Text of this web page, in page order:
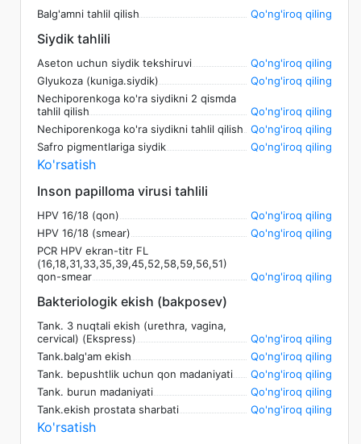
Balg'amni tahlil qilish Qo'ng'iroq qiling
Siydik tahlili
Aseton uchun siydik tekshiruvi
Qo'ng'iroq qiling
Glyukoza (kuniga.siydik)
Qo'ng'iroq qiling
Nechiporenkoga ko'ra siydikni 2 qismda
tahlil qilish
Qo'ng'iroq qiling
Nechiporenkoga ko'ra siydikni tahlil qilish
Qo'ng'iroq qiling
Safro pigmentlariga siydik
Qo'ng'iroq qiling
Ko'rsatish
Inson papilloma virusi tahlili
HPV 16/18 (qon)
Qo'ng'iroq qiling
HPV 16/18 (smear)
Qo'ng'iroq qiling
PCR HPV ekran-titr FL
(16,18,31,33,35,39,45,52,58,59,56,51)
qon-smear
Qo'ng'iroq qiling
Bakteriologik ekish (bakposev)
Tank. 3 nuqtali ekish (urethra, vagina,
cervical) (Ekspress)
Qo'ng'iroq qiling
Tank.balg'am ekish
Qo'ng'iroq qiling
Tank. bepushtlik uchun qon madaniyati
Qo'ng'iroq qiling
Tank. burun madaniyati
Qo'ng'iroq qiling
Tank.ekish prostata sharbati
Qo'ng'iroq qiling
Ko'rsatish